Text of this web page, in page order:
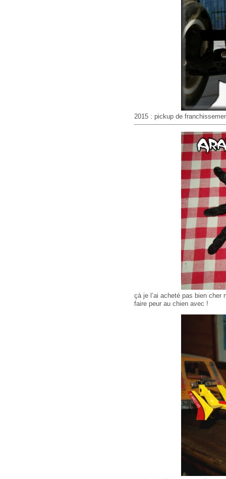
2015 : pickup de
çà je l’ai acheté pas bien cher
faire peur au chien avec !